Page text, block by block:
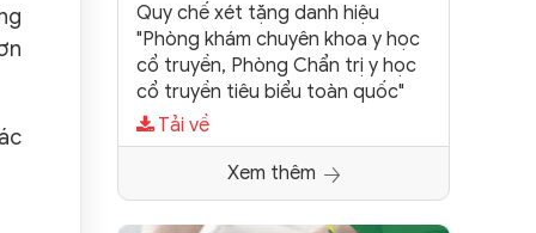
Quy chế xét tặng danh hiệu
"Phòng khám chuyên khoa y học
cổ truyền, Phòng Chẩn trị y học
cổ truyền tiêu biểu toàn quốc"
Tải về
Xem thêm